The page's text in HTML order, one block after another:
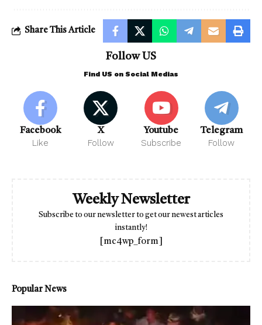
Share This Article
Follow US
Find US on Social Medias
Facebook
Like
X
Follow
Youtube
Subscribe
Telegram
Follow
Weekly Newsletter
Subscribe to our newsletter to get our newest articles
instantly!
[mc4wp_form]
Popular News